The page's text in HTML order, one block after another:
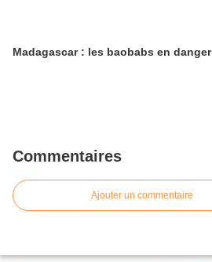
Madagascar : les baobabs en danger
Commentaires
Ajouter un commentaire